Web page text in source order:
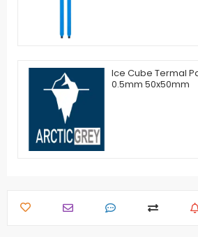
Ice Cube Termal
0.5mm 50x50mm